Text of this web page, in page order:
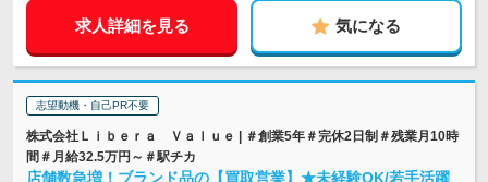
求人詳細を見る 気になる
志望動機・自己PR不要
株式会社Ｌｉｂｅｒａ Ｖａｌｕｅ | ＃創業5年＃完休2日制＃残業月10時
間＃月給32.5万円～＃駅チカ
店舗数急増！ブランド品の【買取営業】★未経験OK/若手活躍